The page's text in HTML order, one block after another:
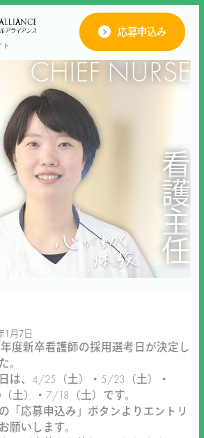
ト
応募申込み
NEW GRAD
新
卒
INSTRUCTOR
床
指
導
者
CHIEF NURSE
看
護
主
任
CHIEF
主
任
1月7日
度新卒看護師の採用選考日が決定し
。
は、4/25（土）・5/23（土）・
土）・7/18（土）です。
「応募申込み」ボタンよりエントリ
願いします。